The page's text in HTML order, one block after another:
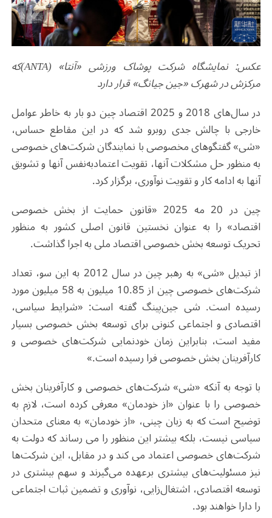
عکس: نمایشگاه شرکت پوشاک ورزشی «آنتا» (ANTA)که
مرکزش در شهرک «جین جیانگ» قرار دارد
در سال‌های 2018 و 2025 اقتصاد چین دو بار به خاطر عوامل
خارجی با چالش جدی روبرو شد که در این مقاطع حساس،
«شی» گفتگوهای مخصوصی با نمایندگان شرکت‌های خصوصی
به منظور حل مشکلات آنها، تقویت اعتماد‌به‌نفس آنها و تشویق
آنها به ادامه کار و تقویت نوآوری، برگزار کرد.
چین در 20 مه 2025 «قانون حمایت از بخش خصوصی
اقتصاد» را به عنوان نخستین قانون اصلی کشور به منظور
تحریک توسعه بخش خصوصی اقتصاد ملی به اجرا گذاشت.
از تبدیل «شی» به رهبر چین در سال 2012 به این سو، تعداد
شرکت‌های خصوصی چین از 10.85 میلیون به 58 میلیون مورد
رسیده است. شی جین‌پینگ گفته است: «شرایط سیاسی،
اقتصادی و اجتماعی کنونی برای توسعه بخش خصوصی بسیار
مفید است، بنابراین زمان خودنمایی شرکت‌های خصوصی و
کارآفرینان بخش خصوصی فرا رسیده است.»
با توجه به آنکه «شی» شرکت‌های خصوصی و کارآفرینان بخش
خصوصی را با عنوان «از خودمان» معرفی کرده است، لازم به
توضیح است که به زبان چینی، «از خودمان» به معنای متحدان
سیاسی نیست، بلکه بیشتر این منظور را می رساند که دولت به
شرکت‌های خصوصی اعتماد می کند و در مقابل، این شرکت‌ها
نیز مسئولیت‌های بیشتری برعهده می‌گیرند و سهم بیشتری در
توسعه اقتصادی، اشتغال‌زایی، نوآوری و تضمین ثبات اجتماعی
را دارا خواهند بود.